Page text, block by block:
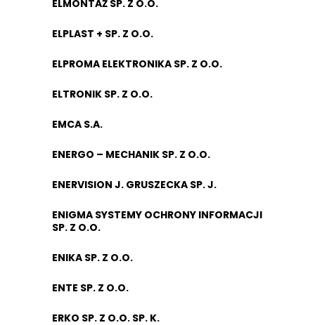
ELMONTAŻ SP. Z O.O.
ELPLAST + SP. Z O.O.
ELPROMA ELEKTRONIKA SP. Z O.O.
ELTRONIK SP. Z O.O.
EMCA S.A.
ENERGO – MECHANIK SP. Z O.O.
ENERVISION J. GRUSZECKA SP. J.
ENIGMA SYSTEMY OCHRONY INFORMACJI
SP. Z O.O.
ENIKA SP. Z O.O.
ENTE SP. Z O.O.
ERKO SP. Z O.O. SP. K.